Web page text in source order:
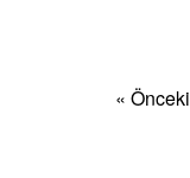
« Önceki